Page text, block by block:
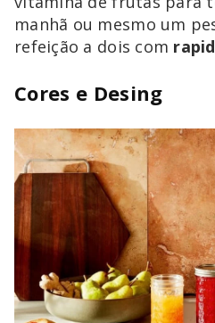
manhã ou mesmo um
refeição a dois com
Cores e Desing